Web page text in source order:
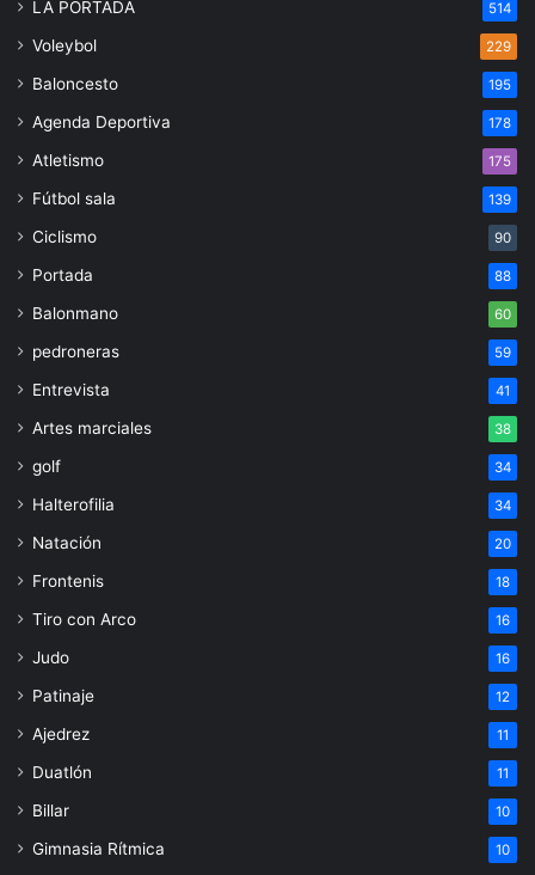
LA PORTADA 514
Voleybol 229
Baloncesto 195
Agenda Deportiva 178
Atletismo 175
Fútbol sala 139
Ciclismo 90
Portada 88
Balonmano 60
pedroneras 59
Entrevista 41
Artes marciales 38
golf 34
Halterofilia 34
Natación 20
Frontenis 18
Tiro con Arco 16
Judo 16
Patinaje 12
Ajedrez 11
Duatlón 11
Billar 10
Gimnasia Rítmica 10